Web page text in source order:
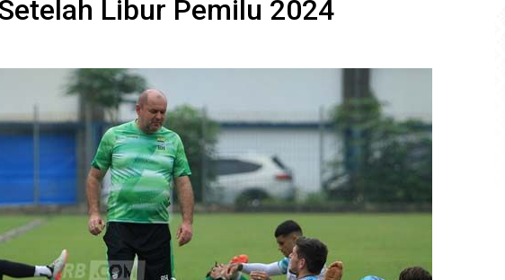
Libur Pemilu 2024